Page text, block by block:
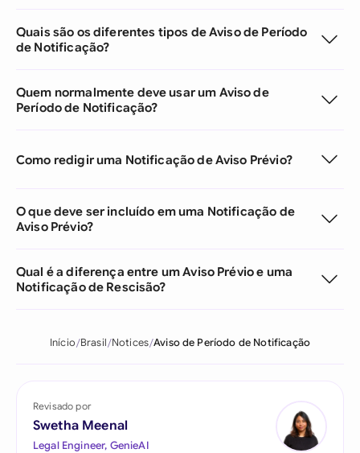
Quais são os diferentes tipos de Aviso de Período
de Notificação?
Quem normalmente deve usar um Aviso de
Período de Notificação?
Como redigir uma Notificação de Aviso Prévio?
O que deve ser incluído em uma Notificação de
Aviso Prévio?
Qual é a diferença entre um Aviso Prévio e uma
Notificação de Rescisão?
Início Brasil Notices Aviso de Período de Notificação
Revisado por
Swetha Meenal
Legal Engineer, GenieAI